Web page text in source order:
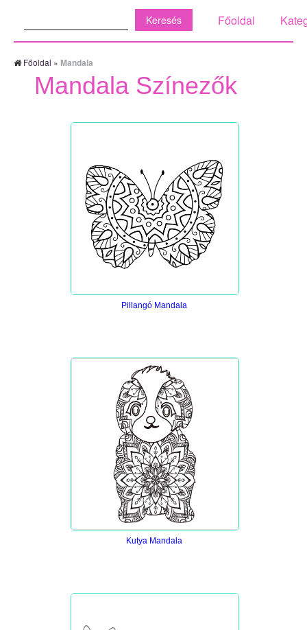
Főoldal
Főoldal » Mandala
Mandala Színezők
Pillangó Mandala
Kutya Mandala